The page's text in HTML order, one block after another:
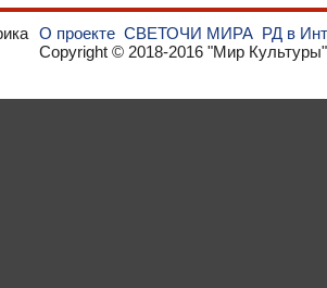
О проекте СВЕТОЧИ МИРА РД в
Copyright © 2018-2016 "Мир Культуры"